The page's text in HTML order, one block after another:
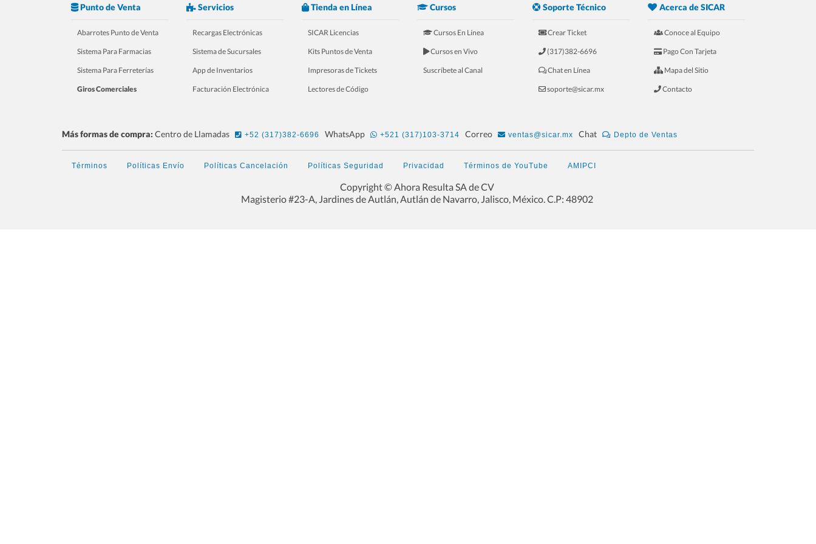
LAVANDERÍA
BAR
10.- 20 Razones Para USAR SICAR en
Punto de Venta
Abarrotes Punto de Venta
Sistema Para Farmacias
Sistema Para Ferreterías
Giros Comerciales
Servicios
Recargas Electrónicas
Sistema de Sucursales
App de Inventarios
Facturación Electrónica
Tienda en Línea
SICAR Licencias
Kits Puntos de Venta
Impresoras de Tickets
Lectores de Código
Cursos
Cursos En Línea
Cursos en Vivo
Suscríbete al Canal
Soporte Técnico
Crear Ticket
(317)382-6696
Chat en Línea
soporte@sicar.mx
Acerca de SICAR
Conoce al Equipo
Pago Con Tarjeta
Mapa del Sitio
Contacto
Más formas de compra: Centro de Llamadas +52 (317)382-6696 WhatsApp +521 (317)103-3714 Correo ventas@sicar.mx Chat Depto de Ventas
Términos Políticas Envío Políticas Cancelación Políticas Seguridad Privacidad Términos de YouTube AMIPCI
Copyright © Ahora Resulta SA de CV
Magisterio #23-A, Jardines de Autlán, Autlán de Navarro, Jalisco, México. C.P: 48902